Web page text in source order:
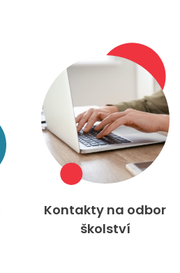
Kontakty na odbor
školství